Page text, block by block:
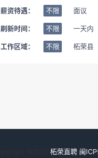
薪资待遇： 不限 面议
刷新时间： 不限 一天内
工作区域： 不限 柘荣县
柘荣直聘 闽